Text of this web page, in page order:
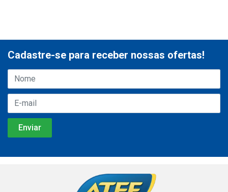
Cadastre-se para receber nossas ofertas!